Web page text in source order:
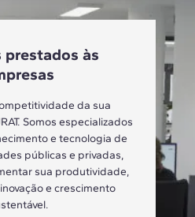
prestados às
da sua
Somos especializados
e tecnologia de
públicas e privadas,
sua produtividade,
e crescimento